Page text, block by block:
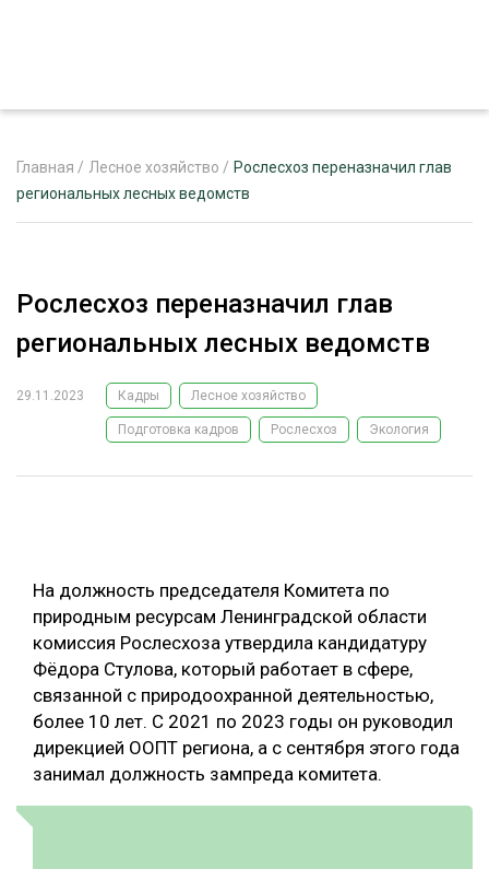
РЕКЛАМОДАТЕЛЯМ
ЛЕСНОЕ ХОЗЯЙСТВО
ЛЕСОЗАГОТОВКА
БИОЭНЕРГЕТИКА
ЛЕСОВОССТАНОВЛЕНИЕ И ЗАЩИТА
ЛОГИСТИКА
ПРОИЗВОДСТВО ДРЕВЕСНЫХ ПЛИТ
ЦБП
КОМПЛЕКСНАЯ ПЕРЕРАБОТКА
ТЕМАТИЧЕСКИЕ ПРОЕКТЫ
ПОДБОРКИ СТАТЕЙ
Главная / Лесное хозяйство / Рослесхоз переназначил глав
региональных лесных ведомств
Рослесхоз переназначил глав
региональных лесных ведомств
29.11.2023 Кадры Лесное хозяйство
Подготовка кадров Рослесхоз Экология
На должность председателя Комитета по
природным ресурсам Ленинградской области
комиссия Рослесхоза утвердила кандидатуру
Фёдора Стулова, который работает в сфере,
связанной с природоохранной деятельностью,
более 10 лет. С 2021 по 2023 годы он руководил
дирекцией ООПТ региона, а с сентября этого года
занимал должность зампреда комитета.